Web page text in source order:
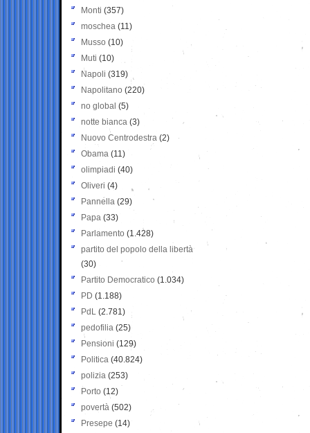
Monti (357)
moschea (11)
Musso (10)
Muti (10)
Napoli (319)
Napolitano (220)
no global (5)
notte bianca (3)
Nuovo Centrodestra (2)
Obama (11)
olimpiadi (40)
Oliveri (4)
Pannella (29)
Papa (33)
Parlamento (1.428)
partito del popolo della libertà
(30)
Partito Democratico (1.034)
PD (1.188)
PdL (2.781)
pedofilia (25)
Pensioni (129)
Politica (40.824)
polizia (253)
Porto (12)
povertà (502)
Presepe (14)